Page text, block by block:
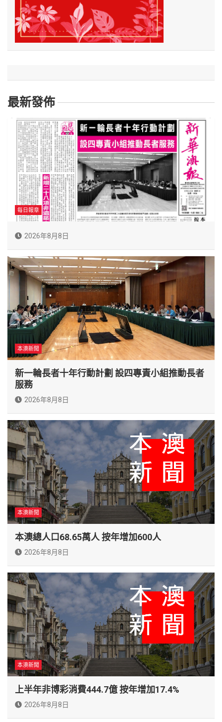
最新發佈
每日報章
2026年8月8日
本澳新聞
新一輪長者十年行動計劃 設四專責小組推動長者
服務
2026年8月8日
本澳新聞
本澳總人口68.65萬人 按年增加600人
2026年8月8日
本澳新聞
上半年非博彩消費444.7億 按年增加17.4%
2026年8月8日